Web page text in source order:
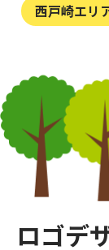
西戸崎エリ
ロゴデ